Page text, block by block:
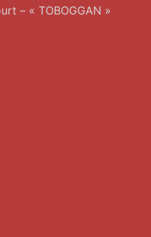
– « TOBOGGAN »